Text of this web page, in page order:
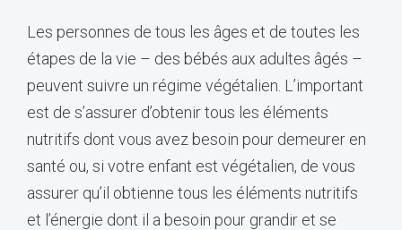
Les personnes de tous les âges et de toutes les
étapes de la vie – des bébés aux adultes âgés –
peuvent suivre un régime végétalien. L’important
est de s’assurer d’obtenir tous les éléments
nutritifs dont vous avez besoin pour demeurer en
santé ou, si votre enfant est végétalien, de vous
assurer qu’il obtienne tous les éléments nutritifs
et l’énergie dont il a besoin pour grandir et se